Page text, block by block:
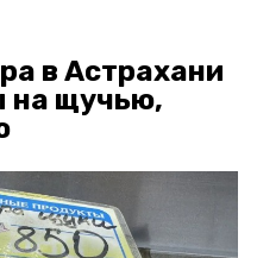
в Астрахани
на щучью,